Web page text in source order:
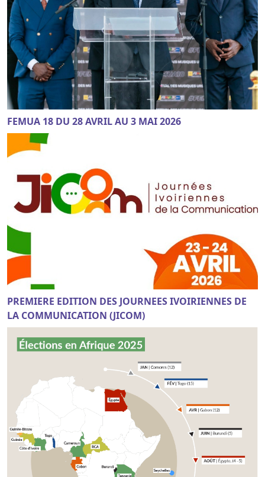
FEMUA 18 DU 28 AVRIL AU 3 MAI 2026
PREMIERE EDITION DES JOURNEES IVOIRIENNES DE
LA COMMUNICATION (JICOM)